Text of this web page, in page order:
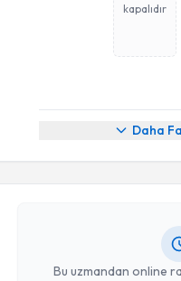
kapalıdır
Daha
Bu uzmandan online
Randevu Takvimi Talebi